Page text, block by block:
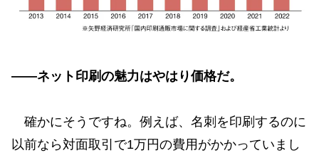
——ネット印刷の魅力はやはり価格だ。
確かにそうですね。例えば、名刺を印刷するのに
以前なら対面取引で1万円の費用がかかっていまし